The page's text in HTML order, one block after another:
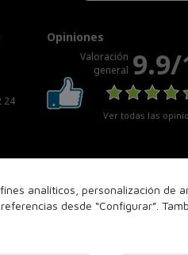
analíticos, personalización
desde “Configurar”.
24
Opiniones
Valoración
general 9.9/
Ver todas las